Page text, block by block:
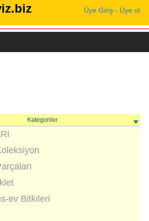
Üye Giriş - Üye ol
Kategoriler
ev Bitkileri